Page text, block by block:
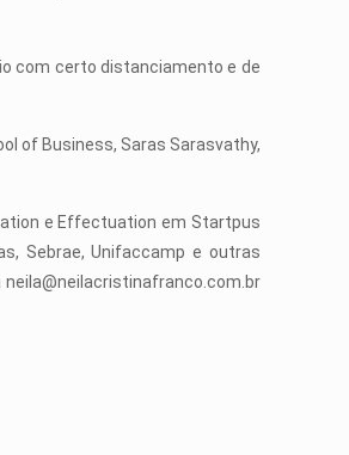
com certo distanciamento e de
of Business, Saras Sarasvathy,
e Effectuation em Startpus
Sebrae, Unifaccamp e outras
neila@neilacristinafranco.com.br